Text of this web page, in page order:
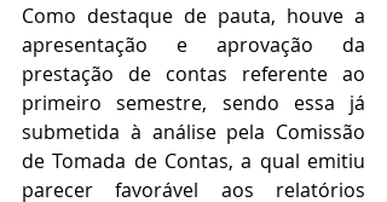
Como destaque de pauta, houve a
apresentação e aprovação da
prestação de contas referente ao
primeiro semestre, sendo essa já
submetida à análise pela Comissão
de Tomada de Contas, a qual emitiu
parecer favorável aos relatórios